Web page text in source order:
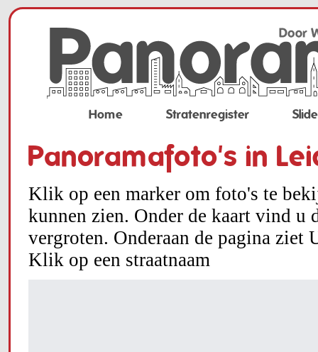
Home Stratenregister
Panoramafoto's in
Klik op een marker om foto's te
kunnen zien. Onder de kaart vind
vergroten. Onderaan de pagina ziet
Klik op een straatnaam